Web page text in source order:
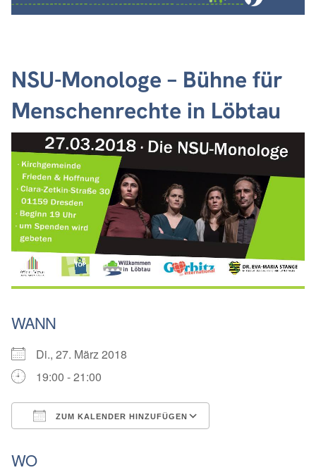
NSU-Monologe – Bühne für
Menschenrechte in Löbtau
WANN
Di., 27. März 2018
19:00 - 21:00
ZUM KALENDER HINZUFÜGEN
WO